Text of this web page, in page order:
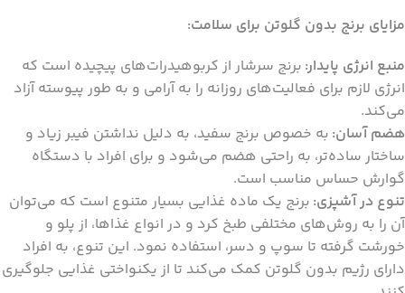
مزایای برنج بدون گلوتن برای سلامت:
منبع انرژی پایدار: برنج سرشار از کربوهیدرات‌های پیچیده است که
انرژی لازم برای فعالیت‌های روزانه را به آرامی و به طور پیوسته آزاد
می‌کند.
هضم آسان: به خصوص برنج سفید، به دلیل نداشتن فیبر زیاد و
ساختار ساده‌تر، به راحتی هضم می‌شود و برای افراد با دستگاه
گوارش حساس مناسب است.
تنوع در آشپزی: برنج یک ماده غذایی بسیار متنوع است که می‌توان
آن را به روش‌های مختلفی طبخ کرد و در انواع غذاها، از پلو و
خورشت گرفته تا سوپ و دسر، استفاده نمود. این تنوع، به افراد
دارای رژیم بدون گلوتن کمک می‌کند تا از یکنواختی غذایی جلوگیری